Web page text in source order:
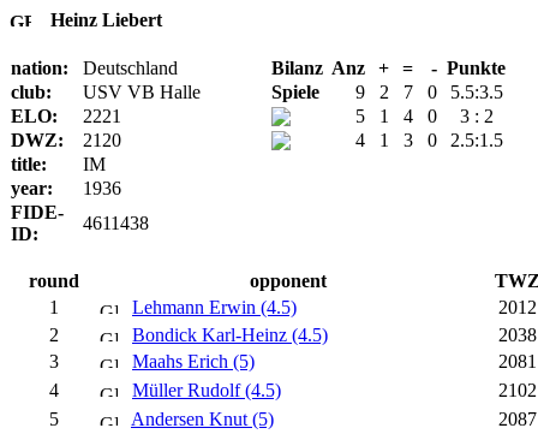
Heinz Liebert
nation: Deutschland Bilanz Anz + = - Punkte
club:
USV VB Halle Spiele 9 2 7 0
5.5:3.5
ELO:
2221 5 1 4 0
3 : 2
DWZ:
2120 4 1 3 0
2.5:1.5
title:
IM
year:
1936
FIDE-
ID:
4611438
round opponent
1
Lehmann Erwin (4.5)
2012
2
Bondick Karl-Heinz (4.5)
2038
3
Maahs Erich (5)
2081
4
Müller Rudolf (4.5)
2102
5
Andersen Knut (5)
2087